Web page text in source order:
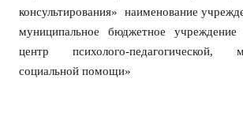
консультирования» наименование
муниципальное бюджетное учреждение
центр психолого-педагогической,
социальной помощи»